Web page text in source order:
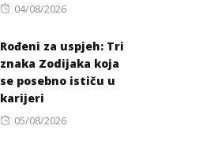
Posted
04/08/2026
Rođeni za uspjeh: Tri
znaka Zodijaka koja
se posebno ističu u
karijeri
Posted
05/08/2026